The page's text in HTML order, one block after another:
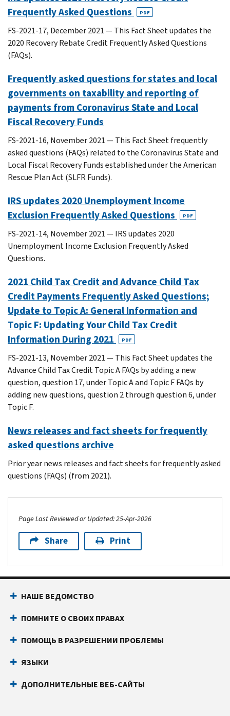
Frequently Asked Questions
PDF
FS-2021-17, December 2021 — This Fact Sheet updates the
2020 Recovery Rebate Credit Frequently Asked Questions
(FAQs).
Frequently asked questions for states and local
governments on taxability and reporting of
payments from Coronavirus State and Local
Fiscal Recovery Funds
FS-2021-16, November 2021 — This Fact Sheet frequently
asked questions (FAQs) related to the Coronavirus State and
Local Fiscal Recovery Funds established under the American
Rescue Plan Act (SLFR Funds).
IRS updates 2020 Unemployment Income
Exclusion Frequently Asked Questions
PDF
FS-2021-14, November 2021 — IRS updates 2020
Unemployment Income Exclusion Frequently Asked
Questions.
2021 Child Tax Credit and Advance Child Tax
Credit Payments Frequently Asked Questions;
Update to Topic A: General Information and
Topic F: Updating Your Child Tax Credit
Information During 2021
PDF
FS-2021-13, November 2021 — This Fact Sheet updates the
Advance Child Tax Credit Topic A FAQs by adding a new
question, question 17, under Topic A and Topic F FAQs by
adding new questions, question 2 through question 6, under
Topic F.
News releases and fact sheets for frequently
asked questions archive
Prior year news releases and fact sheets for frequently asked
questions (FAQs) (from 2021).
Page Last Reviewed or Updated: 25-Apr-2026
Share Print
Footer Navigation
НАШЕ ВЕДОМСТВО
ПОМНИТЕ О СВОИХ ПРАВАХ
ПОМОЩЬ В РАЗРЕШЕНИИ ПРОБЛЕМЫ
ЯЗЫКИ
ДОПОЛНИТЕЛЬНЫЕ ВЕБ-САЙТЫ